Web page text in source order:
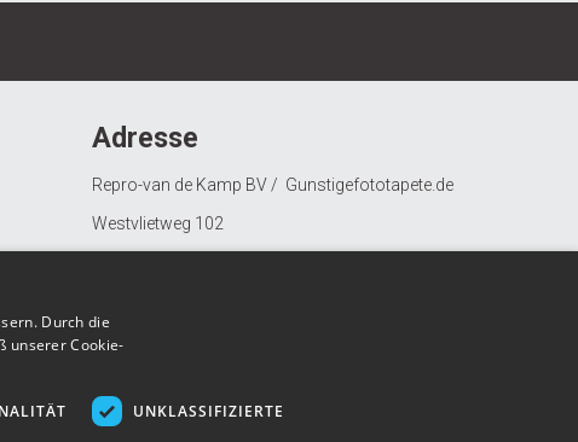
Adresse
Repro-van de Kamp BV / Gunstigefototapete.de
Westvlietweg 102
Durch die
unserer Cookie-
UNKLASSIFIZIERTE